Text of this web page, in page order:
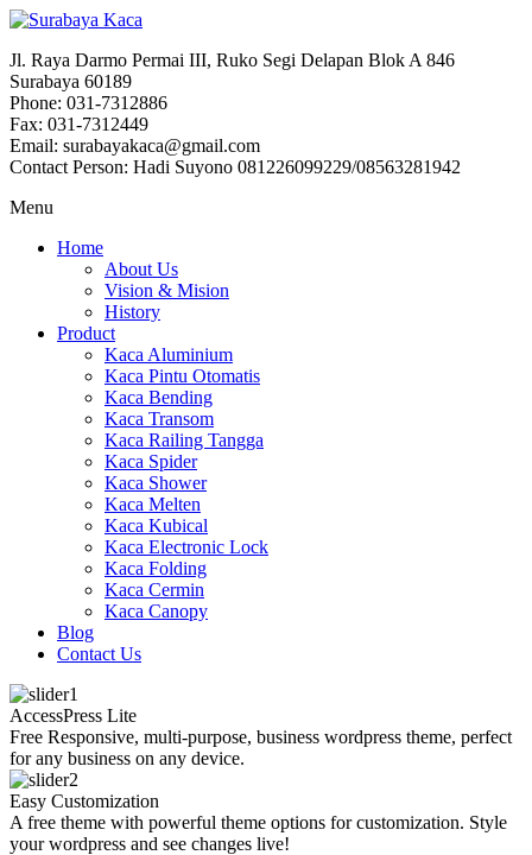
Jl. Raya Darmo Permai III, Ruko Segi Delapan Blok A 846
Surabaya 60189
Phone: 031-7312886
Fax: 031-7312449
Email: surabayakaca@gmail.com
Contact Person: Hadi Suyono 081226099229/08563281942
Menu
Home
About Us
Vision & Mision
History
Product
Kaca Aluminium
Kaca Pintu Otomatis
Kaca Bending
Kaca Transom
Kaca Railing Tangga
Kaca Spider
Kaca Shower
Kaca Melten
Kaca Kubical
Kaca Electronic Lock
Kaca Folding
Kaca Cermin
Kaca Canopy
Blog
Contact Us
AccessPress Lite
Free Responsive, multi-purpose, business wordpress theme, perfect
for any business on any device.
Easy Customization
A free theme with powerful theme options for customization. Style
your wordpress and see changes live!